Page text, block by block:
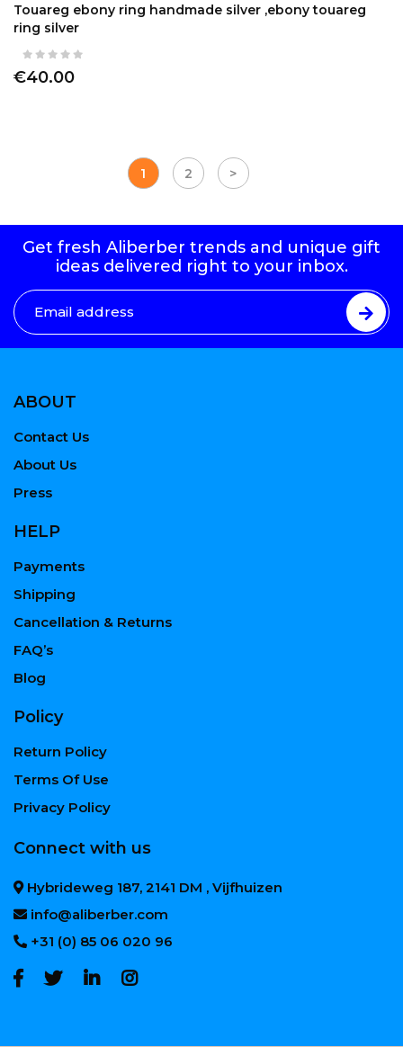
Touareg ebony ring handmade silver ,ebony touareg
ring silver
€40.00
1 2 >
Get fresh Aliberber trends and unique gift
ideas delivered right to your inbox.
ABOUT
Contact Us
About Us
Press
HELP
Payments
Shipping
Cancellation & Returns
FAQ’s
Blog
Policy
Return Policy
Terms Of Use
Privacy Policy
Connect with us
Hybrideweg 187, 2141 DM , Vijfhuizen
info@aliberber.com
+31 (0) 85 06 020 96